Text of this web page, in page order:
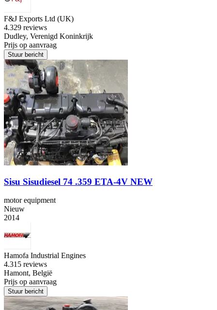
F&J Exports Ltd (UK)
4.329 reviews
Dudley, Verenigd Koninkrijk
Prijs op aanvraag
Stuur bericht
Sisu Sisudiesel 74 .359 ETA-4V NEW
motor equipment
Nieuw
2014
Hamofa Industrial Engines
4.315 reviews
Hamont, België
Prijs op aanvraag
Stuur bericht